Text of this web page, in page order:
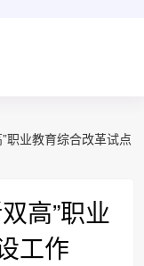
职业教育综合改革试点
高”职业
工作